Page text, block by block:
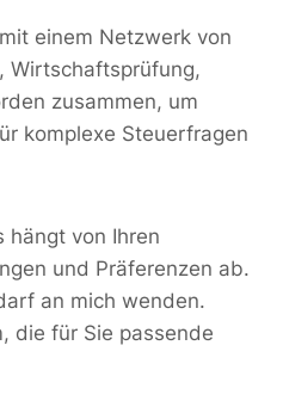
einem Netzwerk von
Wirtschaftsprüfung,
zusammen, um
komplexe Steuerfragen
hängt von Ihren
und Präferenzen ab.
an mich wenden.
die für Sie passende